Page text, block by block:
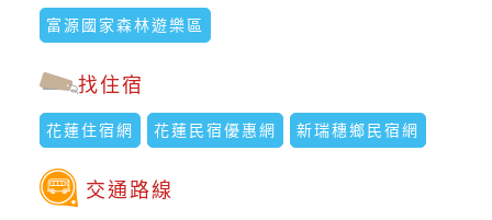
富源國家森林遊樂區
找住宿
花蓮住宿網 花蓮民宿優惠網 新瑞穗鄉民宿網
交通路線